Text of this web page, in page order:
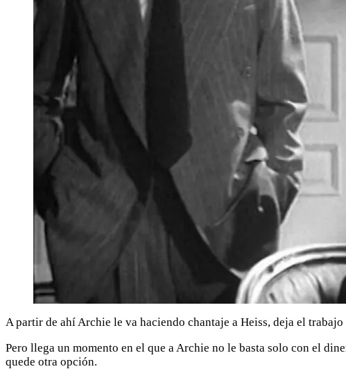
A partir de ahí Archie le va haciendo chantaje a Heiss, deja el
Pero llega un momento en el que a Archie no le basta solo con el
quede otra opción.